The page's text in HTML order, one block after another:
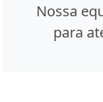
Nossa
para